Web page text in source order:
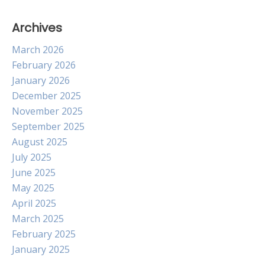
Archives
March 2026
February 2026
January 2026
December 2025
November 2025
September 2025
August 2025
July 2025
June 2025
May 2025
April 2025
March 2025
February 2025
January 2025